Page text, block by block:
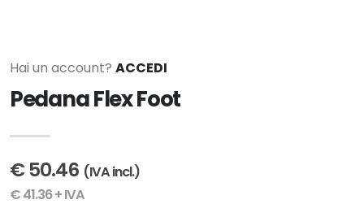
Hai un account? ACCEDI
Pedana Flex Foot
€ 50.46 (IVA incl.)
€ 41.36 + IVA